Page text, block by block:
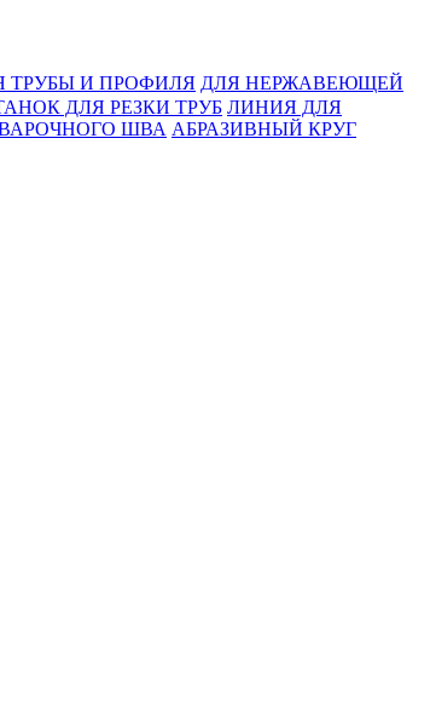
ТРУБЫ И ПРОФИЛЯ ДЛЯ НЕРЖАВЕЮЩЕЙ
ДЛЯ РЕЗКИ ТРУБ ЛИНИЯ ДЛЯ
ШВА АБРАЗИВНЫЙ КРУГ